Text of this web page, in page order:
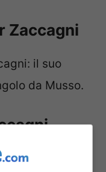
Zaccagni
il suo
da Musso.
su